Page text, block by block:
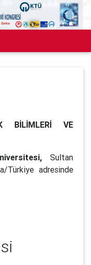
BİLİMLERİ VE
Sultan
Türkiye adresinde